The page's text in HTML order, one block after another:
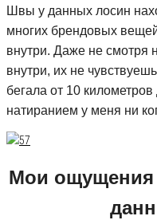
Швы у данных лосин
многих брендовых
внутри. Даже не смотря
внутри, их не
бегала от 10
натиранием у меня ни
Мои ощущения